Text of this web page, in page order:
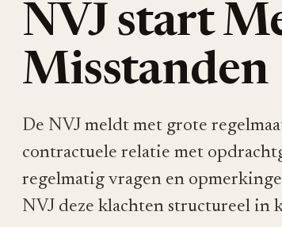
NVJ start
Misstanden
De NVJ meldt met grote
contractuele relatie met
regelmatig vragen en
NVJ deze klachten structureel in